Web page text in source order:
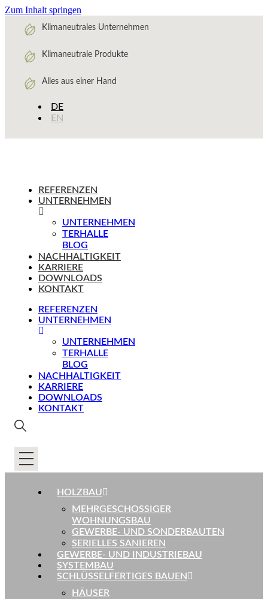
Zum Inhalt springen
Klimaneutrales Unternehmen
Klimaneutrale Produkte
Alles aus einer Hand
DE
EN
REFERENZEN
UNTERNEHMEN
UNTERNEHMEN
TERHALLE
BLOG
NACHHALTIGKEIT
KARRIERE
DOWNLOADS
KONTAKT
REFERENZEN
UNTERNEHMEN
UNTERNEHMEN
TERHALLE
BLOG
NACHHALTIGKEIT
KARRIERE
DOWNLOADS
KONTAKT
HOLZBAU
MEHRGESCHOSSIGER
WOHNUNGSBAU
GEWERBE- UND SONDERBAUTEN
SERIELLES SANIEREN
GEWERBE- UND INDUSTRIEBAU
SYSTEMBAU
SCHLÜSSELFERTIGES BAUEN
HÄUSER